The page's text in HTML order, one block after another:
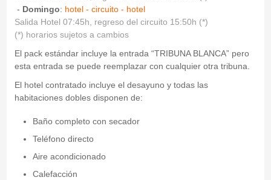
- Domingo: hotel - circuito - hotel
Salida Hotel 07:45h, regreso del circuito 15:50h (*)
(*) horarios sujetos a cambios
El pack estándar incluye la entrada “TRIBUNA BLANCA” pero
esta entrada se puede reemplazar con cualquier otra tribuna.
El hotel contratado incluye el desayuno y todas las
habitaciones dobles disponen de:
Baño completo con secador
Teléfono directo
Aire acondicionado
Calefacción